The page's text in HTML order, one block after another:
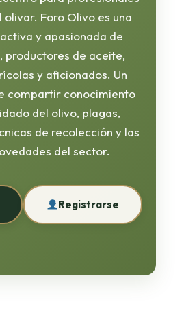
Foro Olivo es una
y apasionada de
productores de aceite,
y aficionados. Un
compartir conocimiento
del olivo, plagas,
de recolección y las
del sector.
Registrarse